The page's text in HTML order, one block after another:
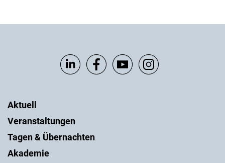
Aktuell
Veranstaltungen
Tagen & Übernachten
Akademie